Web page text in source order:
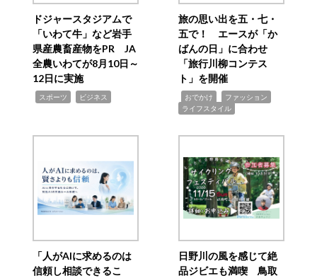
ドジャースタジアムで
「いわて牛」など岩手
県産農畜産物をPR JA
全農いわてが8月10日～
12日に実施
スポーツ ビジネス
旅の思い出を五・七・
五で！ エースが「か
ばんの日」に合わせ
「旅行川柳コンテス
ト」を開催
おでかけ ファッション
ライフスタイル
「人がAIに求めるのは
信頼し相談できるこ
日野川の風を感じて絶
品ジビエも満喫 鳥取